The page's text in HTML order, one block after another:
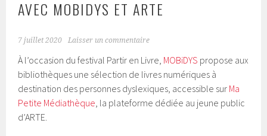
AVEC MOBIDYS ET ARTE
7 juillet 2020 Laisser un commentaire
À l’occasion du festival Partir en Livre, MOBiDYS propose aux
bibliothèques une sélection de livres numériques à
destination des personnes dyslexiques, accessible sur Ma
Petite Médiathèque, la plateforme dédiée au jeune public
d’ARTE.